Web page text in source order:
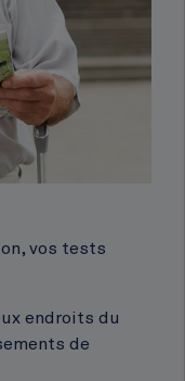
vos tests
endroits du
de